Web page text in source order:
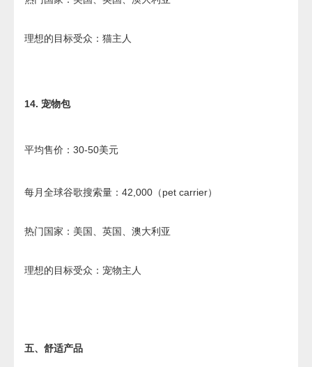
理想的目标受众：猫主人
14. 宠物包
平均售价：30-50美元
每月全球谷歌搜索量：42,000（pet carrier）
热门国家：美国、英国、澳大利亚
理想的目标受众：宠物主人
五、舒适产品